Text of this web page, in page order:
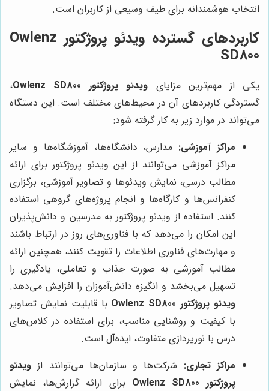
انتخاب هوشمندانه برای طیف وسیعی از کاربران است.
کاربردهای گسترده ویدئو پروژکتور Owlenz
SD800
یکی از مهم‌ترین مزایای ویدئو پروژکتور Owlenz SD800
،
گستردگی کاربردهای آن در محیط‌های مختلف است. این دستگاه
می‌تواند در موارد زیر به کار گرفته شود:
مراکز آموزشی: مدارس، دانشگاه‌ها، آموزشگاه‌ها و سایر
مراکز آموزشی می‌توانند از این ویدئو پروژکتور برای ارائه
مطالب درسی، نمایش ویدئوها و تصاویر آموزشی، برگزاری
کنفرانس‌ها و کارگاه‌ها و انجام پروژه‌های گروهی استفاده
کنند. استفاده از ویدئو پروژکتور به مدرسین و دانش‌پذیران
این امکان را می‌دهد که با فناوری‌های روز در ارتباط باشند
و مهارت‌های فناوری اطلاعات را تقویت کنند، همچنین ارائه
مطالب آموزشی به صورت جذاب و تعاملی، یادگیری را
تسهیل می‌بخشد و انگیزه دانش‌آموزان را افزایش می‌دهد.
ویدئو پروژکتور Owlenz SD800
با قابلیت نمایش تصاویر
با کیفیت و روشنایی مناسب، برای استفاده در کلاس‌های
درس با نورپردازی متفاوت، ایده‌آل است.
مراکز تجاری: شرکت‌ها و سازمان‌ها می‌توانند از ویدئو
پروژکتور Owlenz SD800
برای ارائه گزارش‌ها، نمایش